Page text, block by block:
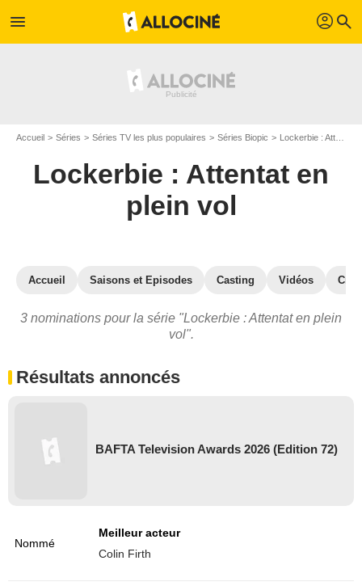
menu profil search
Accueil Séries Séries TV les plus populaires Séries Biopic Lockerbie : Attentat en plein vol
Lockerbie : Attentat en
plein vol
Accueil Saisons et Episodes Casting Vidéos
3 nominations pour la série "Lockerbie : Attentat en plein
vol".
Résultats annoncés
BAFTA Television Awards 2026 (Edition 72)
Nommé
Meilleur acteur
Colin Firth